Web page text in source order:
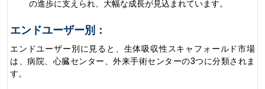
の進歩に支えられ、大幅な成長が見込まれています。
エンドユーザー別：
エンドユーザー別に見ると、生体吸収性スキャフォールド市場
は、病院、心臓センター、外来手術センターの3つに分類されま
す。